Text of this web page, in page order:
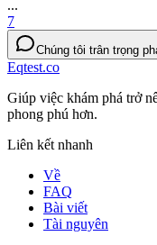
...
7
Chúng tôi trân trọng
Eqtest.co
Giúp việc khám phá trở
phong phú hơn.
Liên kết nhanh
Về
FAQ
Bài viết
Tài nguyên